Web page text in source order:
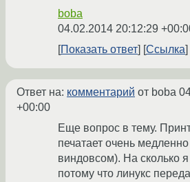
boba
04.02.2014 20:12:29
Показать ответ Ссылка
Ответ на: комментарий от boba
+00:00
Еще вопрос в тему.
печатает очень
виндовсом). На сколько
потому что линукс